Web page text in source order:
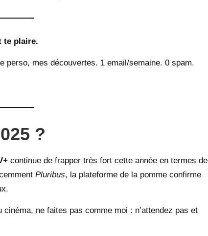
te plaire.
perso, mes découvertes. 1 email/semaine. 0 spam.
?
continue de frapper très fort cette année en termes de
Pluribus, la plateforme de la pomme confirme
ne faites pas comme moi : n’attendez pas et